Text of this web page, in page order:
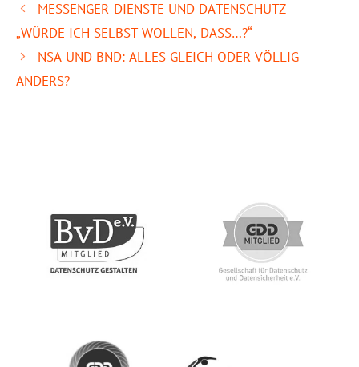
MESSENGER-DIENSTE UND DATENSCHUTZ –
„WÜRDE ICH SELBST WOLLEN, DASS…?“
NSA UND BND: ALLES GLEICH ODER VÖLLIG
ANDERS?